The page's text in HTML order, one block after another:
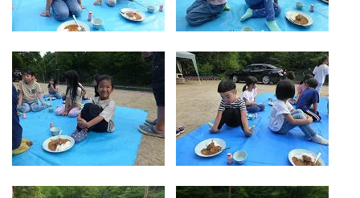
フォトギャラリー よくあるご質問
プライバシーポリシー
お気軽にご相談ください
メールでお問合せ
24時間年中いつでもお気軽に
072-793-5381
月~金 10:00-18:00